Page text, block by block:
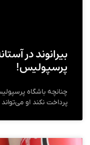
بیرانوند در
پرسپولیس!
پرداخت نکند او